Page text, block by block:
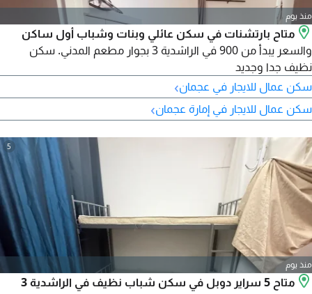
منذ يوم
متاح بارتشنات في سكن عائلي وبنات وشباب أول ساكن
والسعر يبدأ من 900 في الراشدية 3 بجوار مطعم المدني. سكن
نظيف جدا وجديد
سكن عمال للايجار في عجمان›
سكن عمال للايجار في إمارة عجمان›
5
منذ يوم
متاح 5 سراير دوبل في سكن شباب نظيف في الراشدية 3